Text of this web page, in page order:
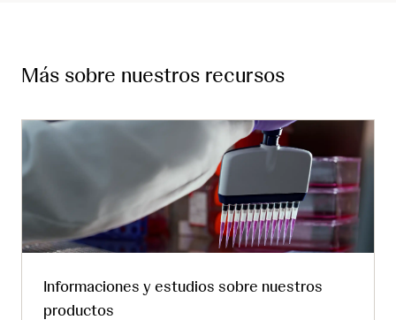
Más sobre nuestros recursos
Informaciones y estudios sobre nuestros
productos